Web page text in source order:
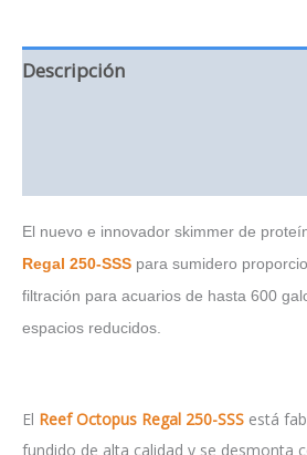
Descripción
El nuevo e innovador skimmer de
Regal 250-SSS para sumidero
filtración para acuarios de hasta 600
espacios reducidos.
El Reef Octopus Regal 250-SSS está
fundido de alta calidad y se desmonta